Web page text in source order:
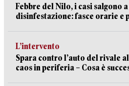
Febbre del Nilo, i casi salgono
disinfestazione: fasce orarie e
L’intervento
Spara contro l’auto del rivale
caos in periferia – Cosa è